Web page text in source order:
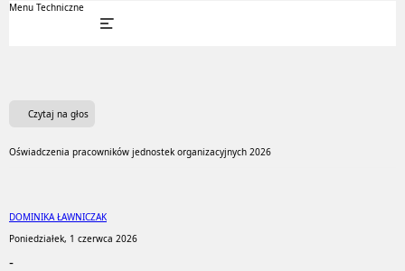
Menu Techniczne
Czytaj na głos
Oświadczenia pracowników jednostek organizacyjnych 2026
DOMINIKA ŁAWNICZAK
Poniedziałek, 1 czerwca 2026
-